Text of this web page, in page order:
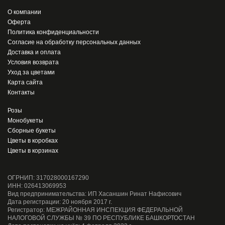
О компании
Оферта
Политика конфиденциальности
Согласие на обработку персональных данных
Доставка и оплата
Условия возврата
Уход за цветами
Карта сайта
Контакты
Розы
Монобукеты
Сборные букеты
Цветы в коробках
Цветы в корзинах
ОГРНИП: 317028000167290
ИНН: 026413069953
Вид предпринимательства: ИП Хасаншин Ринат Нафисович
Дата регистрации: 20 ноября 2017 г.
Регистратор: МЕЖРАЙОННАЯ ИНСПЕКЦИЯ ФЕДЕРАЛЬНОЙ
НАЛОГОВОЙ СЛУЖБЫ № 39 ПО РЕСПУБЛИКЕ БАШКОРТОСТАН